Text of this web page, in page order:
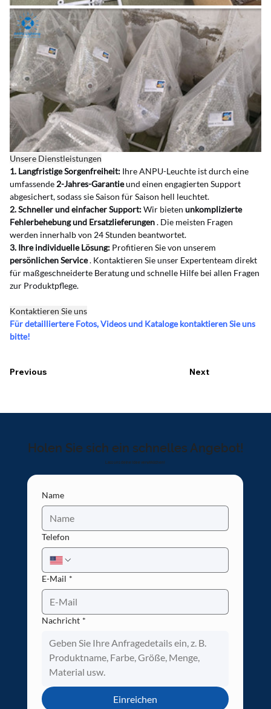
Unsere Dienstleistungen
1. Langfristige Sorgenfreiheit: Ihre ANPU-Leuchte ist durch eine
umfassende2-Jahres-Garantieund einen engagierten Support
abgesichert, sodass sie Saison für Saison hell leuchtet.
2. Schneller und einfacher Support:Wir bieten unkomplizierte
Fehlerbehebung und Ersatzlieferungen. Die meisten Fragen
werden innerhalb von 24 Stunden beantwortet.
3. Ihre individuelle Lösung: Profitieren Sie von unserem
persönlichen Service. Kontaktieren Sie unser Expertenteam direkt
für maßgeschneiderte Beratung und schnelle Hilfe bei allen Fragen
zur Produktpflege.
Kontaktieren Sie uns
Für detailliertere Fotos, Videos und Kataloge kontaktieren Sie uns
bitte!
Previous Next
Holen Sie sich ein schnelles Angebot!
Lass uns deine Idee verwirklichen!
Name
Telefon
E-Mail *
Nachricht *
Einreichen